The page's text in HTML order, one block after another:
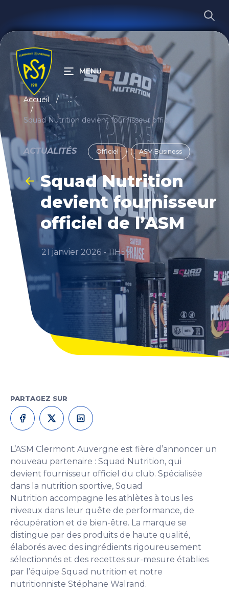
RECHERCHER
MENU
Accueil ...
ACTUALITÉS Officiel ASM Business
Squad Nutrition
devient fournisseur
officiel de l’ASM
21 janvier 2026 - 11H59
PARTAGEZ SUR
L’ASM Clermont Auvergne est fière d’annoncer un
nouveau partenaire : Squad Nutrition, qui
devient fournisseur officiel du club. Spécialisée
dans la nutrition sportive, Squad
Nutrition accompagne les athlètes à tous les
niveaux dans leur quête de performance, de
récupération et de bien-être. La marque se
distingue par des produits de haute qualité,
élaborés avec des ingrédients rigoureusement
sélectionnés et des recettes sur-mesure établies
par l’équipe Squad nutrition et notre
nutritionniste Stéphane Walrand.